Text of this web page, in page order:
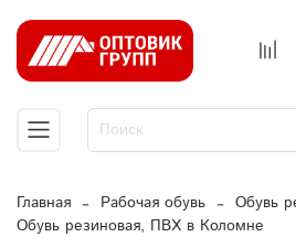
Главная Рабочая обувь
Обувь
Обувь резиновая, ПВХ в Коломне